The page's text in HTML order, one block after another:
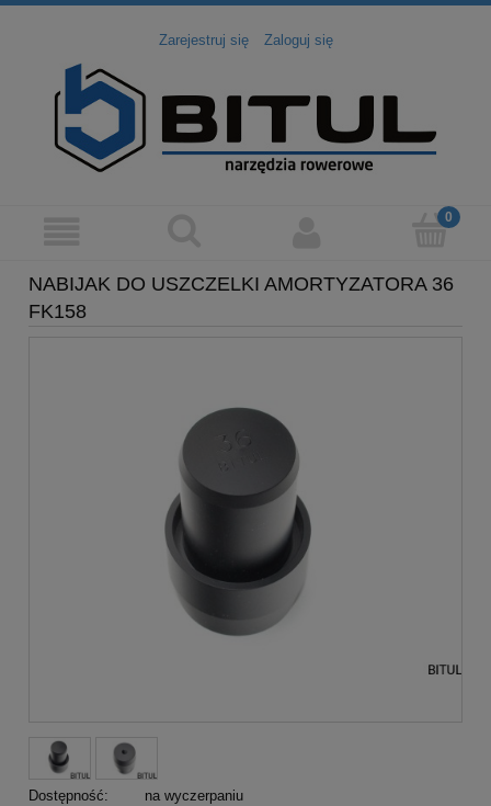
Zarejestruj się Zaloguj się
NABIJAK DO USZCZELKI AMORTYZATORA 36
FK158
Dostępność:
na wyczerpaniu